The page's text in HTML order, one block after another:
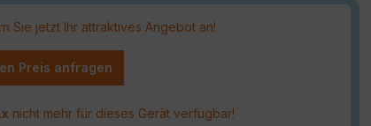
Sie jetzt Ihr attraktives Angebot an!
Preis anfragen
nicht mehr für dieses Gerät verfügbar!